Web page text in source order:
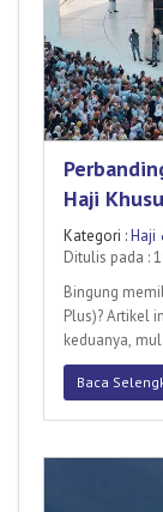
Haji
Anda?
Kategori :Haji
Ditulis pada :
Bingung
Plus)? Artikel
keduanya,
jenis
Baca